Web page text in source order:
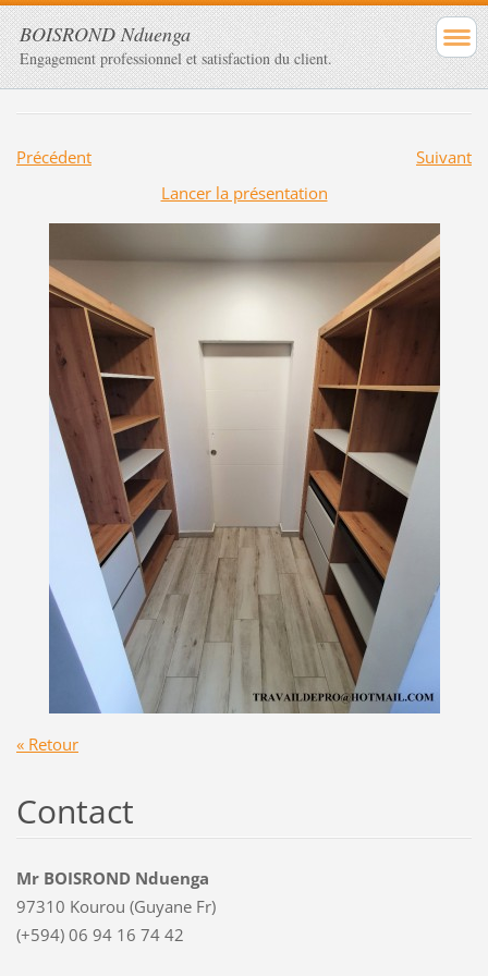
BOISROND Nduenga
Engagement professionnel et satisfaction du client.
Précédent
Suivant
Lancer la présentation
« Retour
Contact
Mr BOISROND Nduenga
97310 Kourou (Guyane Fr)
(+594) 06 94 16 74 42